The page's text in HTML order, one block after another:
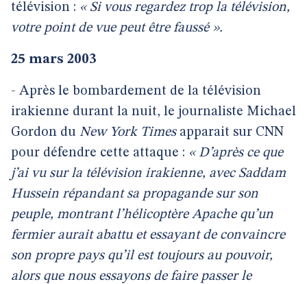
télévision : « Si vous regardez trop la télévision,
votre point de vue peut être faussé ».
25 mars 2003
- Après le bombardement de la télévision
irakienne durant la nuit, le journaliste Michael
Gordon du New York Timesapparait sur CNN
pour défendre cette attaque : « D’après ce que
j’ai vu sur la télévision irakienne, avec Saddam
Hussein répandant sa propagande sur son
peuple, montrant l’hélicoptère Apache qu’un
fermier aurait abattu et essayant de convaincre
son propre pays qu’il est toujours au pouvoir,
alors que nous essayons de faire passer le